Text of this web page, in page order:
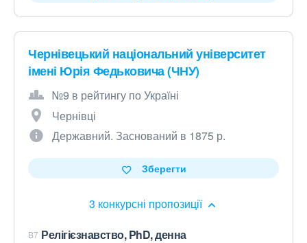
Чернівецький національний університет
імені Юрія Федьковича (ЧНУ)
№9 в рейтингу по Україні
Чернівці
Державний. Заснований в 1875 р.
3 конкурсні пропозиції
Зберегти
B7 Релігієзнавство, PhD, денна